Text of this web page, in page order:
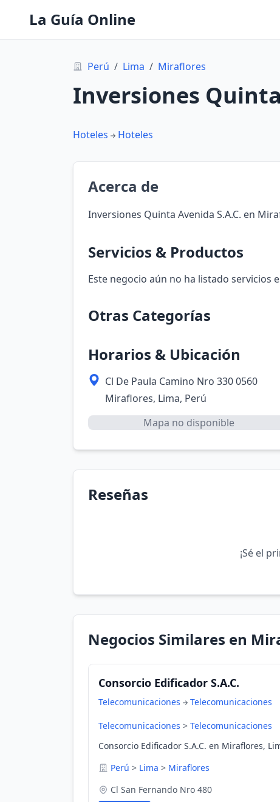
La Guía Online
Perú / Lima / Miraflores
Inversiones
Hoteles Hoteles
Acerca de
Inversiones Quinta Avenida S.A.C. en
Servicios & Productos
Este negocio aún no ha listado servicios
Otras Categorías
Horarios & Ubicación
Cl De Paula Camino Nro 330 0560
Miraflores, Lima, Perú
Mapa no disponible
Reseñas
¡Sé el
Negocios Similares en
Consorcio Edificador S.A.C.
Telecomunicaciones Telecomunicaciones
Telecomunicaciones > Telecomunicaciones
Consorcio Edificador S.A.C. en Miraflores,
Perú > Lima > Miraflores
Cl San Fernando Nro 480